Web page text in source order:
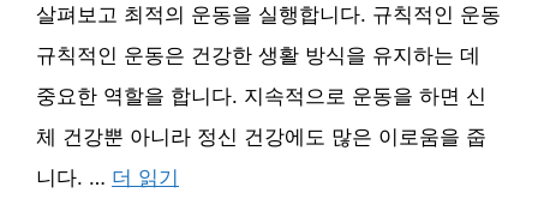
살펴보고 최적의 운동을 실행합니다. 규칙적인 운동
규칙적인 운동은 건강한 생활 방식을 유지하는 데
중요한 역할을 합니다. 지속적으로 운동을 하면 신
체 건강뿐 아니라 정신 건강에도 많은 이로움을 줍
니다. … 더 읽기